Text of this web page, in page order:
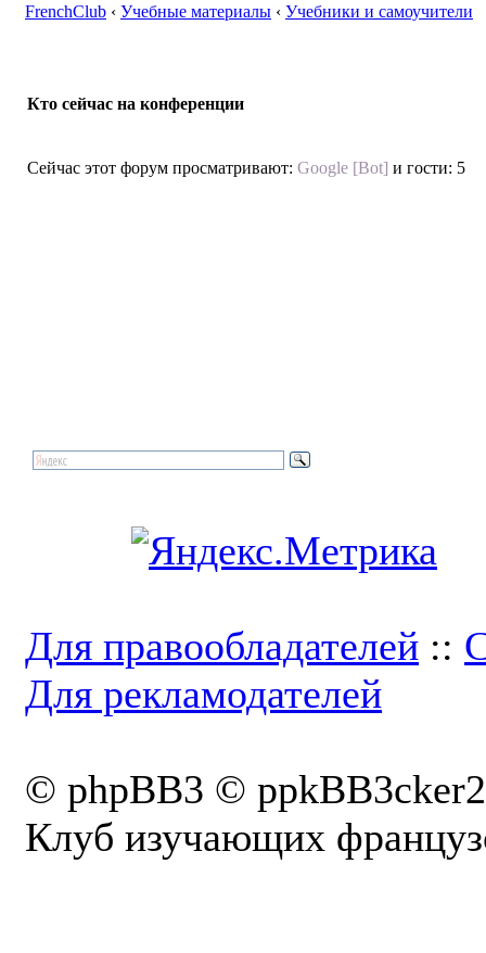
FrenchClub ‹ Учебные материалы ‹ Учебники и самоучители
Кто сейчас на конференции
Сейчас этот форум просматривают: Google [Bot] и гости: 5
Для правообладателей ::
Для рекламодателей
© phpBB3 ©
Клуб изучающих